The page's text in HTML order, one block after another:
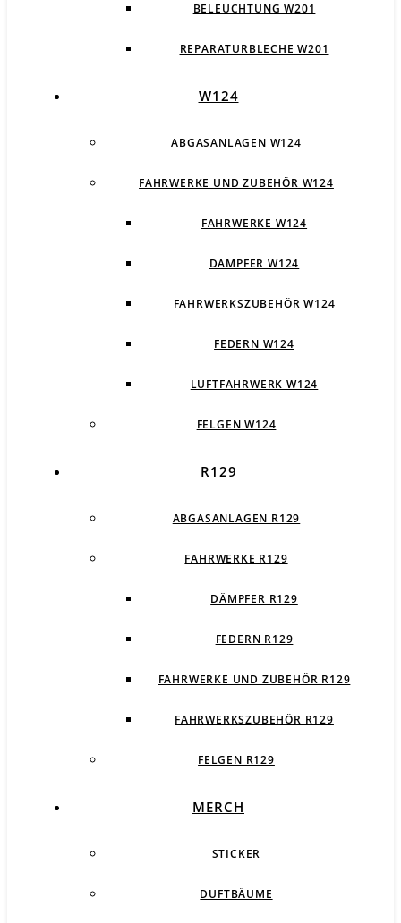
BELEUCHTUNG W201
REPARATURBLECHE W201
W124
ABGASANLAGEN W124
FAHRWERKE UND ZUBEHÖR W124
FAHRWERKE W124
DÄMPFER W124
FAHRWERKSZUBEHÖR W124
FEDERN W124
LUFTFAHRWERK W124
FELGEN W124
R129
ABGASANLAGEN R129
FAHRWERKE R129
DÄMPFER R129
FEDERN R129
FAHRWERKE UND ZUBEHÖR R129
FAHRWERKSZUBEHÖR R129
FELGEN R129
MERCH
STICKER
DUFTBÄUME